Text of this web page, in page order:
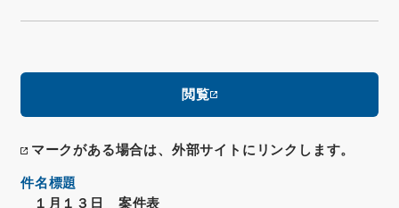
閲覧
マークがある場合は、外部サイトにリンクします。
件名標題
１月１３日 案件表